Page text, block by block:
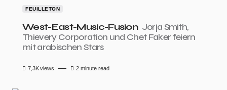
FEUILLETON
West-East-Music-Fusion Jorja Smith,
Thievery Corporation und Chet Faker feiern
mit arabischen Stars
7,3Kviews 2 minute read